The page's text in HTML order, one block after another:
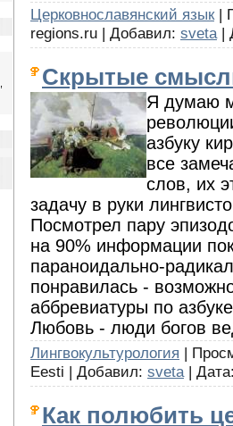
Церковнославянский язык|
regions.ru | Добавил: sveta |
Скрытые
Я думаю
азбуку
все
слов, их
задачу в руки
Посмотрел пару
на 90% информации
параноидально-
понравилась -
аббревиатуры по
Любовь - люди богов
Лингвокультурология |
Eesti | Добавил: sveta |
Как полюбить